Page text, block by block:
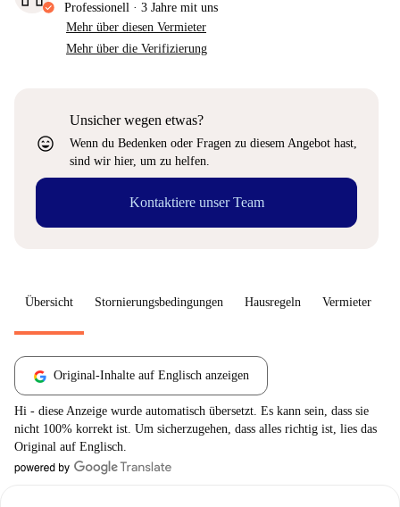
Professionell · 3 Jahre mit uns
Mehr über diesen Vermieter
Mehr über die Verifizierung
sentiment_very_satisfied
Unsicher wegen etwas?
Wenn du Bedenken oder Fragen zu diesem Angebot hast,
sind wir hier, um zu helfen.
Kontaktiere unser Team
Übersicht Stornierungsbedingungen Hausregeln Vermieter
Original-Inhalte auf Englisch anzeigen
Hi - diese Anzeige wurde automatisch übersetzt. Es kann sein, dass sie
nicht 100% korrekt ist. Um sicherzugehen, dass alles richtig ist, lies das
Original auf Englisch.